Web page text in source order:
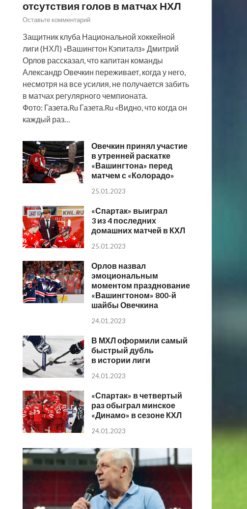
отсутствия голов в матчах НХЛ
Оставьте комментарий
Защитник клуба Национальной хоккейной
лиги (НХЛ) «Вашингтон Кэпиталз» Дмитрий
Орлов рассказал, что капитан команды
Александр Овечкин переживает, когда у него,
несмотря на все усилия, не получается забить
в матчах регулярного чемпионата.
Фото: Газета.Ru Газета.Ru «Видно, что когда он
каждый раз…
Овечкин принял участие
в утренней раскатке
«Вашингтона» перед
матчем с «Колорадо»
25.01.2023
«Спартак» выиграл
3 из 4 последних
домашних матчей в КХЛ
25.01.2023
Орлов назвал
эмоциональным
моментом празднование
«Вашингтоном» 800-й
шайбы Овечкина
24.01.2023
В МХЛ оформили самый
быстрый дубль
в истории лиги
24.01.2023
«Спартак» в четвертый
раз обыграл минское
«Динамо» в сезоне КХЛ
24.01.2023